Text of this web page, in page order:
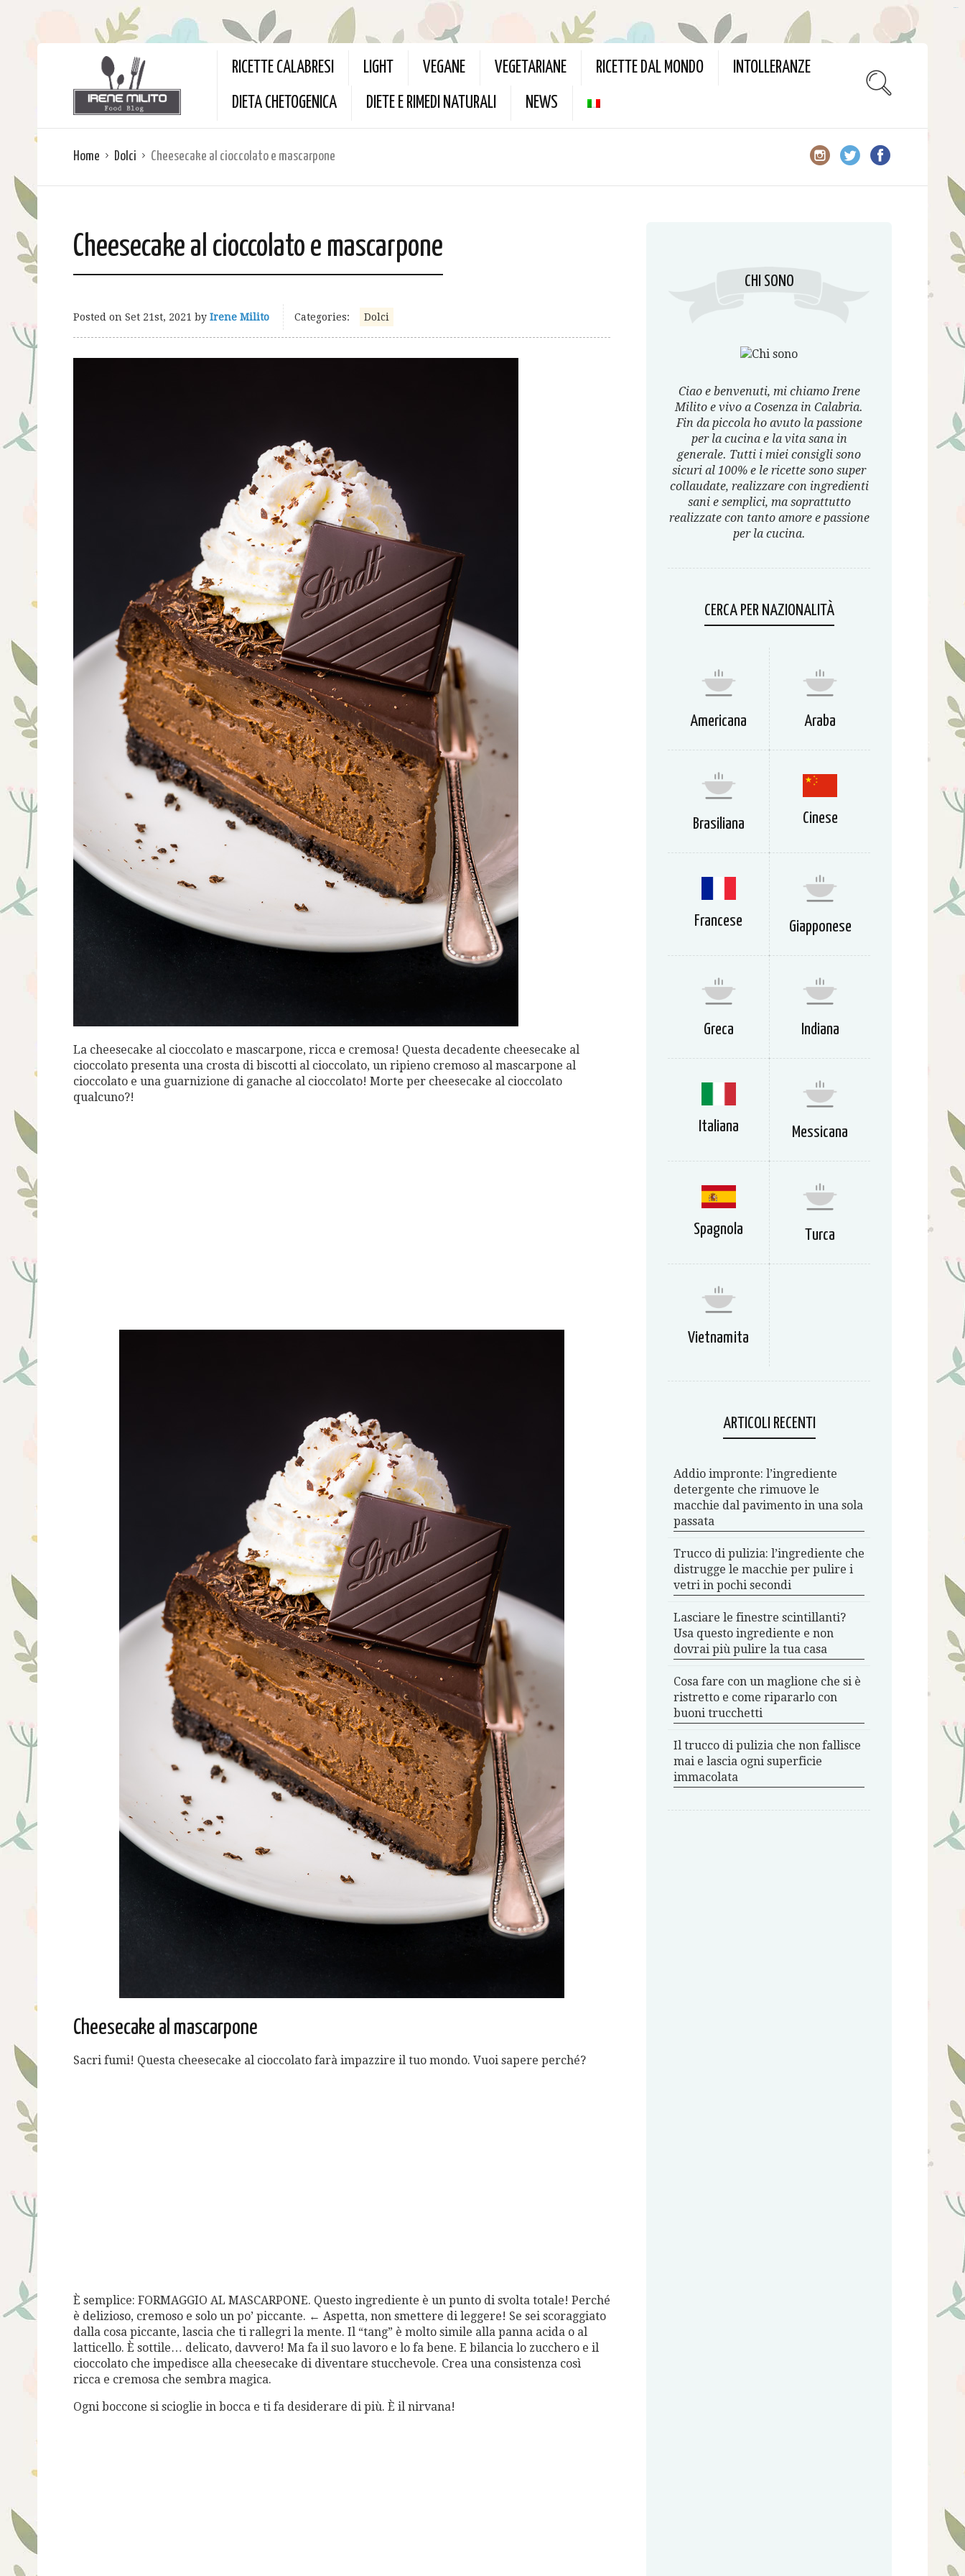
RICETTE CALABRESI LIGHT VEGANE VEGETARIANE RICETTE DAL MONDO INTOLLERANZE
DIETA CHETOGENICA DIETE E RIMEDI NATURALI NEWS
Home Dolci Cheesecake al cioccolato e mascarpone
Cheesecake al cioccolato e mascarpone
Posted on Set 21st, 2021 by Irene Milito Categories: Dolci
La cheesecake al cioccolato e mascarpone, ricca e cremosa! Questa decadente cheesecake al
cioccolato presenta una crosta di biscotti al cioccolato, un ripieno cremoso al mascarpone al
cioccolato e una guarnizione di ganache al cioccolato! Morte per cheesecake al cioccolato
qualcuno?!
Cheesecake al mascarpone
Sacri fumi! Questa cheesecake al cioccolato farà impazzire il tuo mondo. Vuoi sapere perché?
È semplice: FORMAGGIO AL MASCARPONE. Questo ingrediente è un punto di svolta totale! Perché
è delizioso, cremoso e solo un po’ piccante. ← Aspetta, non smettere di leggere! Se sei scoraggiato
dalla cosa piccante, lascia che ti rallegri la mente. Il “tang” è molto simile alla panna acida o al
latticello. È sottile… delicato, davvero! Ma fa il suo lavoro e lo fa bene. E bilancia lo zucchero e il
cioccolato che impedisce alla cheesecake di diventare stucchevole. Crea una consistenza così
ricca e cremosa che sembra magica.
Ogni boccone si scioglie in bocca e ti fa desiderare di più. È il nirvana!
CHI SONO
Ciao e benvenuti, mi chiamo Irene
Milito e vivo a Cosenza in Calabria.
Fin da piccola ho avuto la passione
per la cucina e la vita sana in
generale. Tutti i miei consigli sono
sicuri al 100% e le ricette sono super
collaudate, realizzare con ingredienti
sani e semplici, ma soprattutto
realizzate con tanto amore e passione
per la cucina.
CERCA PER NAZIONALITÀ
Americana Araba
Brasiliana Cinese
Francese Giapponese
Greca Indiana
Italiana Messicana
Spagnola Turca
Vietnamita
ARTICOLI RECENTI
Addio impronte: l’ingrediente
detergente che rimuove le
macchie dal pavimento in una sola
passata
Trucco di pulizia: l’ingrediente che
distrugge le macchie per pulire i
vetri in pochi secondi
Lasciare le finestre scintillanti?
Usa questo ingrediente e non
dovrai più pulire la tua casa
Cosa fare con un maglione che si è
ristretto e come ripararlo con
buoni trucchetti
Il trucco di pulizia che non fallisce
mai e lascia ogni superficie
immacolata